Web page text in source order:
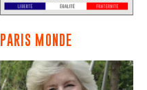
PARIS MONDE